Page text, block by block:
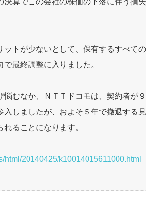
決算でこの会社の株価の下落に伴う損
ットが少ないとして、保有するすべて
で最終調整に入りました。
悩むなか、ＮＴＴドコモは、契約者が
入しましたが、およそ５年で撤退する
ることになります。
html/20140425/k10014015611000.html